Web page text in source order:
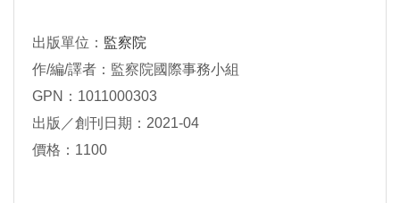
出版單位： 監察院
作/編/譯者：監察院國際事務小組
GPN：1011000303
出版／創刊日期：2021-04
價格：1100